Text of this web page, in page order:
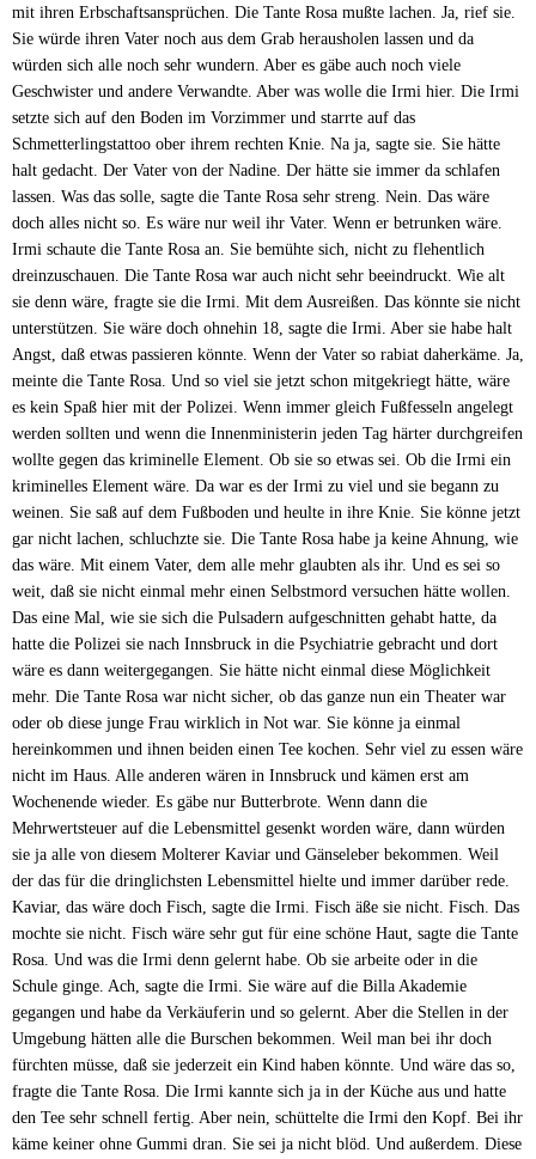
mit ihren Erbschaftsansprüchen. Die Tante Rosa mußte lachen. Ja, rief sie.
Sie würde ihren Vater noch aus dem Grab herausholen lassen und da
würden sich alle noch sehr wundern. Aber es gäbe auch noch viele
Geschwister und andere Verwandte. Aber was wolle die Irmi hier. Die Irmi
setzte sich auf den Boden im Vorzimmer und starrte auf das
Schmetterlingstattoo ober ihrem rechten Knie. Na ja, sagte sie. Sie hätte
halt gedacht. Der Vater von der Nadine. Der hätte sie immer da schlafen
lassen. Was das solle, sagte die Tante Rosa sehr streng. Nein. Das wäre
doch alles nicht so. Es wäre nur weil ihr Vater. Wenn er betrunken wäre.
Irmi schaute die Tante Rosa an. Sie bemühte sich, nicht zu flehentlich
dreinzuschauen. Die Tante Rosa war auch nicht sehr beeindruckt. Wie alt
sie denn wäre, fragte sie die Irmi. Mit dem Ausreißen. Das könnte sie nicht
unterstützen. Sie wäre doch ohnehin 18, sagte die Irmi. Aber sie habe halt
Angst, daß etwas passieren könnte. Wenn der Vater so rabiat daherkäme. Ja,
meinte die Tante Rosa. Und so viel sie jetzt schon mitgekriegt hätte, wäre
es kein Spaß hier mit der Polizei. Wenn immer gleich Fußfesseln angelegt
werden sollten und wenn die Innenministerin jeden Tag härter durchgreifen
wollte gegen das kriminelle Element. Ob sie so etwas sei. Ob die Irmi ein
kriminelles Element wäre. Da war es der Irmi zu viel und sie begann zu
weinen. Sie saß auf dem Fußboden und heulte in ihre Knie. Sie könne jetzt
gar nicht lachen, schluchzte sie. Die Tante Rosa habe ja keine Ahnung, wie
das wäre. Mit einem Vater, dem alle mehr glaubten als ihr. Und es sei so
weit, daß sie nicht einmal mehr einen Selbstmord versuchen hätte wollen.
Das eine Mal, wie sie sich die Pulsadern aufgeschnitten gehabt hatte, da
hatte die Polizei sie nach Innsbruck in die Psychiatrie gebracht und dort
wäre es dann weitergegangen. Sie hätte nicht einmal diese Möglichkeit
mehr. Die Tante Rosa war nicht sicher, ob das ganze nun ein Theater war
oder ob diese junge Frau wirklich in Not war. Sie könne ja einmal
hereinkommen und ihnen beiden einen Tee kochen. Sehr viel zu essen wäre
nicht im Haus. Alle anderen wären in Innsbruck und kämen erst am
Wochenende wieder. Es gäbe nur Butterbrote. Wenn dann die
Mehrwertsteuer auf die Lebensmittel gesenkt worden wäre, dann würden
sie ja alle von diesem Molterer Kaviar und Gänseleber bekommen. Weil
der das für die dringlichsten Lebensmittel hielte und immer darüber rede.
Kaviar, das wäre doch Fisch, sagte die Irmi. Fisch äße sie nicht. Fisch. Das
mochte sie nicht. Fisch wäre sehr gut für eine schöne Haut, sagte die Tante
Rosa. Und was die Irmi denn gelernt habe. Ob sie arbeite oder in die
Schule ginge. Ach, sagte die Irmi. Sie wäre auf die Billa Akademie
gegangen und habe da Verkäuferin und so gelernt. Aber die Stellen in der
Umgebung hätten alle die Burschen bekommen. Weil man bei ihr doch
fürchten müsse, daß sie jederzeit ein Kind haben könnte. Und wäre das so,
fragte die Tante Rosa. Die Irmi kannte sich ja in der Küche aus und hatte
den Tee sehr schnell fertig. Aber nein, schüttelte die Irmi den Kopf. Bei ihr
käme keiner ohne Gummi dran. Sie sei ja nicht blöd. Und außerdem. Diese